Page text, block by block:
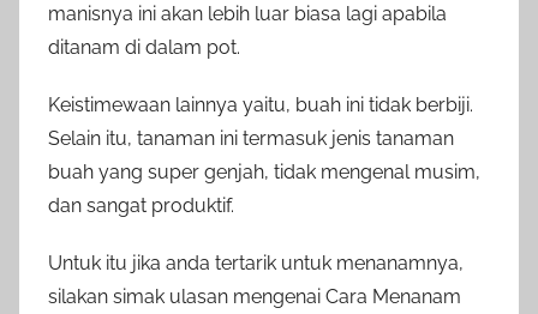
manisnya ini akan lebih luar biasa lagi apabila
ditanam di dalam pot.
Keistimewaan lainnya yaitu, buah ini tidak berbiji.
Selain itu, tanaman ini termasuk jenis tanaman
buah yang super genjah, tidak mengenal musim,
dan sangat produktif.
Untuk itu jika anda tertarik untuk menanamnya,
silakan simak ulasan mengenai Cara Menanam